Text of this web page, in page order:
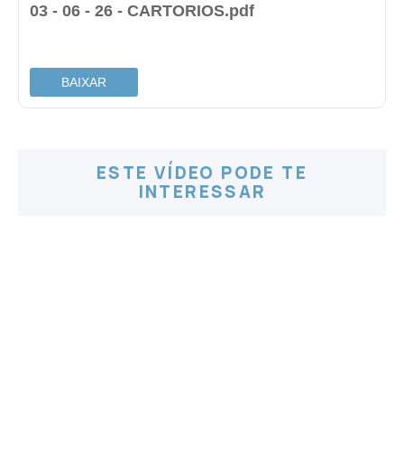
03 - 06 - 26 - CARTORIOS.pdf
BAIXAR
ESTE VÍDEO PODE TE
INTERESSAR